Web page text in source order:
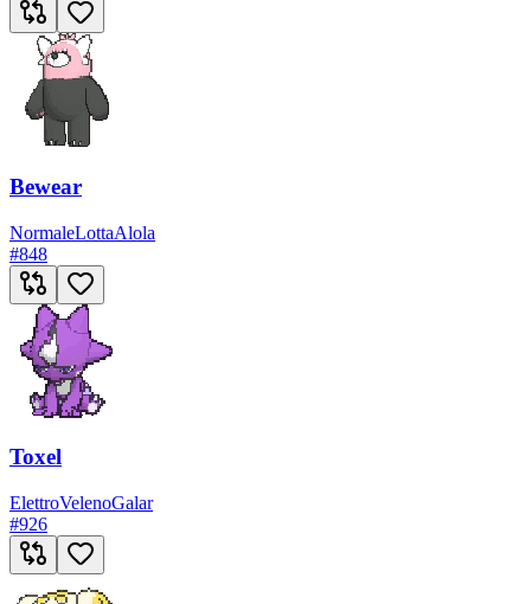
Bewear
NormaleLottaAlola
#848
Toxel
ElettroVelenoGalar
#926